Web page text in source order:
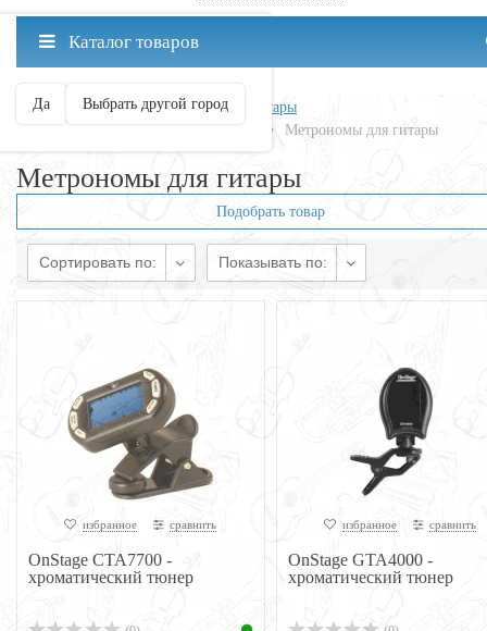
Санкт-Петербург ваш город?
Да Выбрать другой город
Каталог товаров
Главная Всё для гитары
Аксессуары
Метрономы для гитары
Метрономы для гитары
Подобрать товар
Сортировать по: Показывать по:
избранное сравнить
OnStage CTA7700 -
хроматический тюнер
избранное сравнить
OnStage GTA4000 -
хроматический тюнер